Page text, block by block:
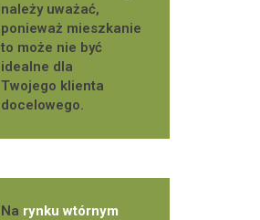
należy uważać,
ponieważ mieszkanie
to może nie być
idealne dla
Twojego klienta
docelowego.
Na rynku wtórnym